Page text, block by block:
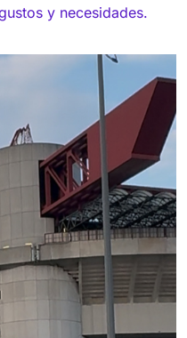
y necesidades.